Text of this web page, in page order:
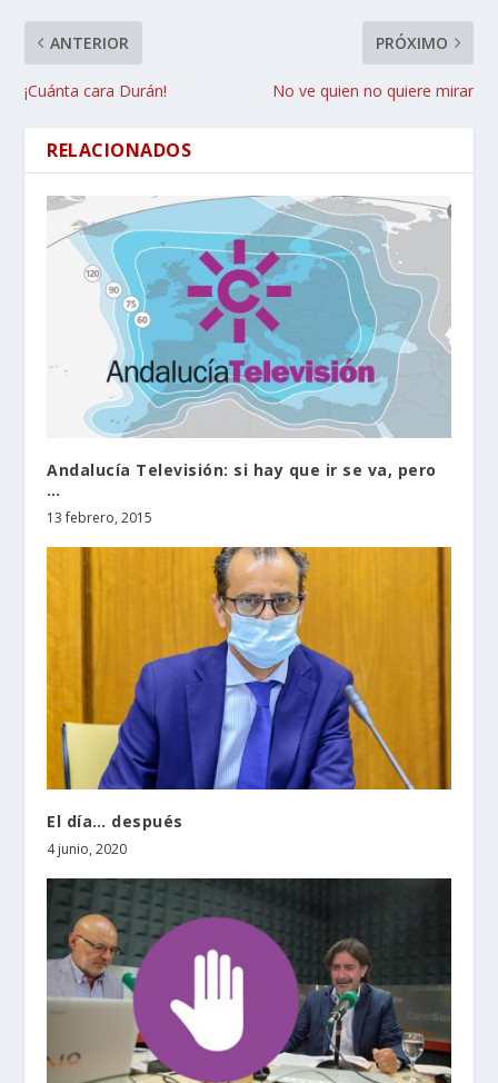
ANTERIOR
¡Cuánta cara Durán!
PRÓXIMO
No ve quien no quiere mirar
RELACIONADOS
Andalucía Televisión: si hay que ir se va, pero
…
13 febrero, 2015
El día… después
4 junio, 2020